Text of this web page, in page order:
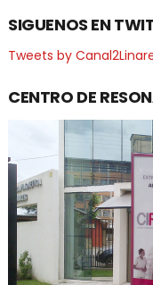
SIGUENOS EN
Tweets by
CENTRO DE